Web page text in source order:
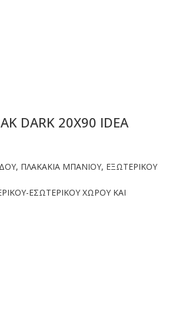
DARK 20X90 IDEA
, ΠΛΑΚΑΚΙΑ ΜΠΑΝΙΟΥ, ΕΞΩΤΕΡΙΚΟΥ
ΕΣΩΤΕΡΙΚΟΥ ΧΩΡΟΥ ΚΑΙ